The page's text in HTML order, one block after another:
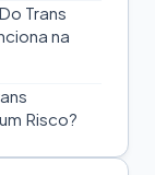
Trans
na
Risco?